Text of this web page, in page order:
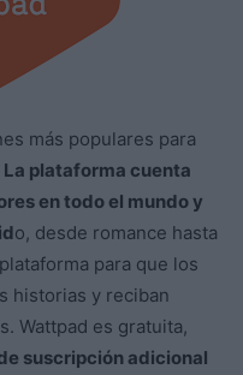
más populares para
La plataforma cuenta
en todo el mundo y
o, desde romance hasta
para que los
historias y reciban
Wattpad es gratuita,
suscripción adicional